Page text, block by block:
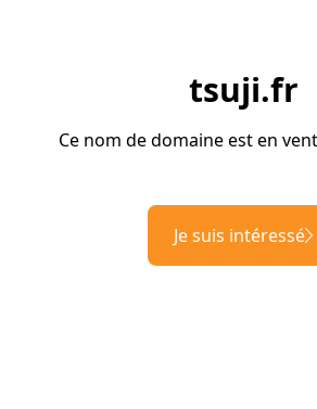
tsuji.fr
Ce nom de domaine est en
Je suis intéressé